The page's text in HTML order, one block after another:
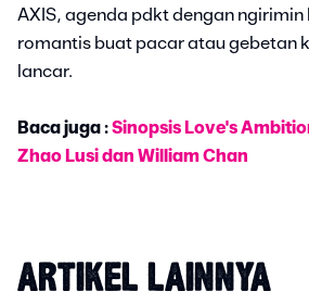
AXIS, agenda pdkt dengan
romantis buat pacar atau gebetan
lancar.
Baca juga :Sinopsis Love's
Zhao Lusi dan William Chan
ARTIKEL LAINNYA